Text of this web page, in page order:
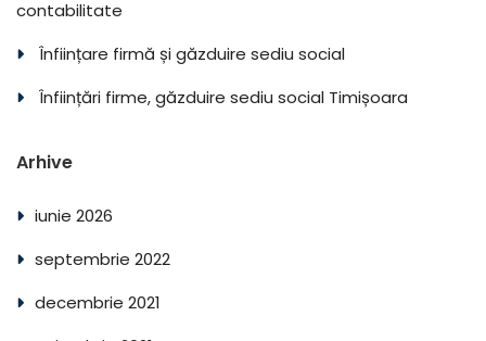
contabilitate
Înființare firmă și găzduire sediu social
Înființări firme, găzduire sediu social Timișoara
Arhive
iunie 2026
septembrie 2022
decembrie 2021